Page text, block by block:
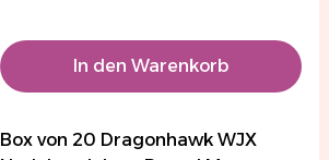
In den Warenkorb
Box von 20 Dragonhawk WJX